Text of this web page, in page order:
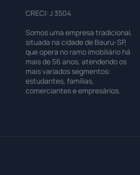
CRECI: J 3504
Somos uma empresa tradicional,
situada na cidade de Bauru-SP,
que opera no ramo imobiliário há
mais de 56 anos, atendendo os
mais variados segmentos:
estudantes, famílias,
comerciantes e empresários.